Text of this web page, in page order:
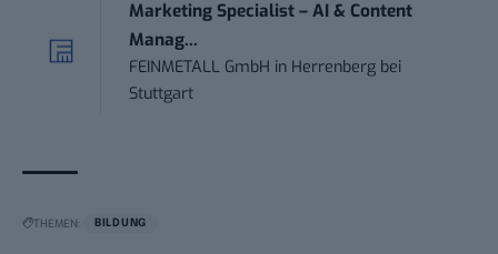
Marketing Specialist – AI & Content
Manag...
FEINMETALL GmbH in Herrenberg bei
Stuttgart
THEMEN: BILDUNG